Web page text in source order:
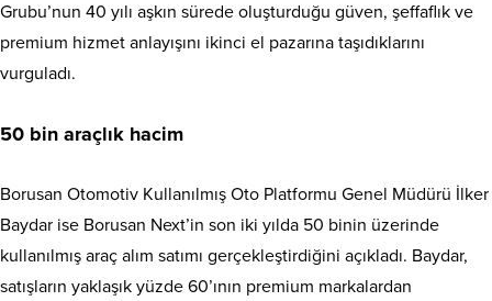
Grubu’nun 40 yılı aşkın sürede oluşturduğu güven, şeffaflık ve
premium hizmet anlayışını ikinci el pazarına taşıdıklarını
vurguladı.
50 bin araçlık hacim
Borusan Otomotiv Kullanılmış Oto Platformu Genel Müdürü İlker
Baydar ise Borusan Next’in son iki yılda 50 binin üzerinde
kullanılmış araç alım satımı gerçekleştirdiğini açıkladı. Baydar,
satışların yaklaşık yüzde 60’ının premium markalardan